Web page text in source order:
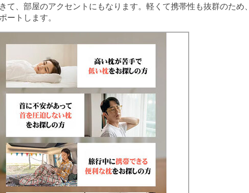
て、部屋のアクセントにもなります。軽くて携帯性も抜群のため、
ートします。